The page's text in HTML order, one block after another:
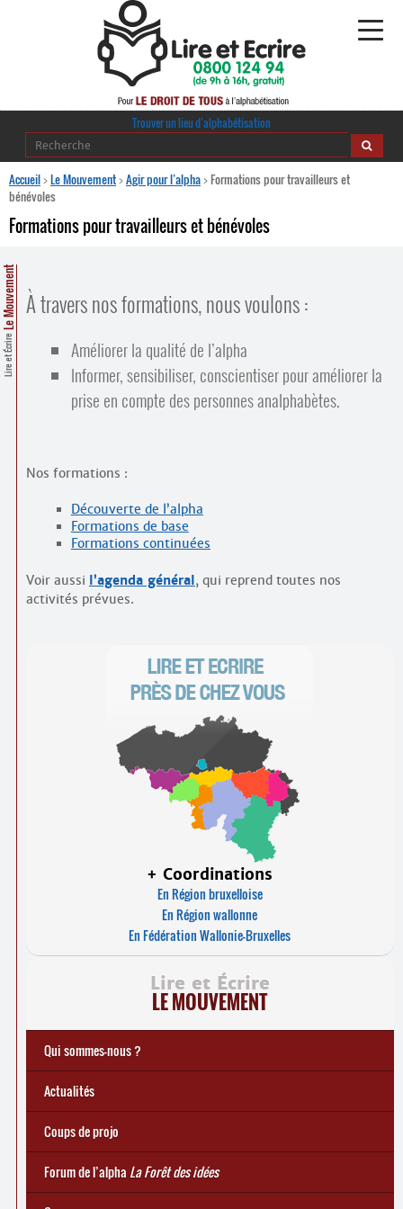
Alphabétisation
Ressources pédagogiques
Contacts
Trouver un lieu d’alphabétisation
Accueil>Le Mouvement>Agir pour l’alpha>Formations pour travailleurs et
bénévoles
Formations pour travailleurs et bénévoles
Lire et Écrire
Le Mouvement À travers nos formations, nous voulons :
Améliorer la qualité de l’alpha
Informer, sensibiliser, conscientiser pour améliorer la
prise en compte des personnes analphabètes.
Nos formations :
Découverte de l’alpha
Formations de base
Formations continuées
Voir aussi l’agenda général, qui reprend toutes nos
activités prévues.
+ Coordinations
En Région bruxelloise
En Région wallonne
En Fédération Wallonie-Bruxelles
Lire et Écrire
LE MOUVEMENT
Qui sommes-nous ?
Notre histoire
Le mouvement Lire et Écrire
Charte de Lire et Écrire
Actions de recherches et études
Actions de formations de formateurs
... Tous les articles
Actualités
Coups de projo
Forum de l’alpha La Forêt des idées